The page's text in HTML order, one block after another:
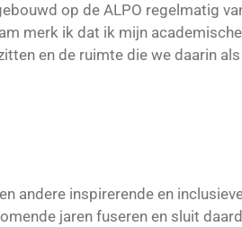
op de ALPO regelmatig
merk ik dat ik mijn
en de ruimte die we daarin
andere inspirerende en
jaren fuseren en sluit